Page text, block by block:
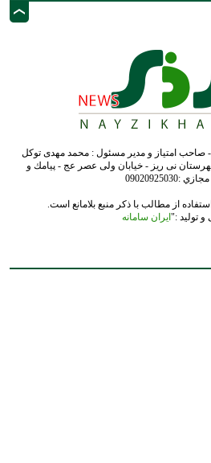
نشانی ایمیل: info@nayzinews.ir - صاحب امتیاز و مدیر مسئول : محمد مهدی توکل
نی ریز - خیابان ولی عصر عج - پيامك و
:09020925030
از مطالب با ذکر منبع بلامانع است.
تولید :" ایران سامانه